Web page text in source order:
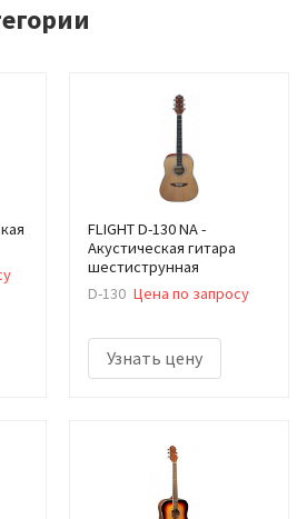
FLIGHT D-130 NA -
Акустическая гитара
шестиструнная
D-130 Цена по запросу
Узнать цену